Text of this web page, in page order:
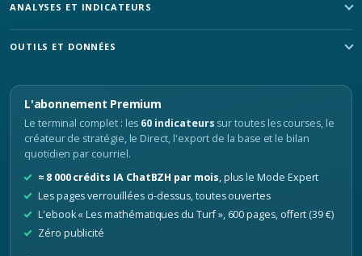
ANALYSES ET INDICATEURS
OUTILS ET DONNÉES
L'abonnement Premium
Le terminal complet : les 60 indicateurs sur toutes les courses, le
créateur de stratégie, le Direct, l'export de la base et le bilan
quotidien par courriel.
≈ 8 000 crédits IA ChatBZH par mois, plus le Mode Expert
Les pages verrouillées ci-dessus, toutes ouvertes
L'ebook « Les mathématiques du Turf », 600 pages, offert (39 €)
Zéro publicité